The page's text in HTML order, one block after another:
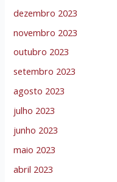
dezembro 2023
novembro 2023
outubro 2023
setembro 2023
agosto 2023
julho 2023
junho 2023
maio 2023
abril 2023